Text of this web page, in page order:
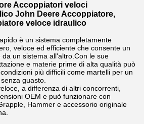
Accoppiatori veloci
John Deere Accoppiatore,
veloce idraulico
è un sistema completamente
veloce ed efficiente che consente un
un sistema all'altro.Con le sue
e materie prime di alta qualità può
più difficili come martelli per un
guasto.
a differenza di altri concorrenti,
OEM e può funzionare con
Hammer e accessorio originale